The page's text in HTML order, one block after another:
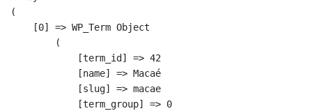
(
    [0] => WP_Term Object
        (
            [term_id] => 42
            [name] => Macaé
            [slug] => macae
            [term_group] => 0